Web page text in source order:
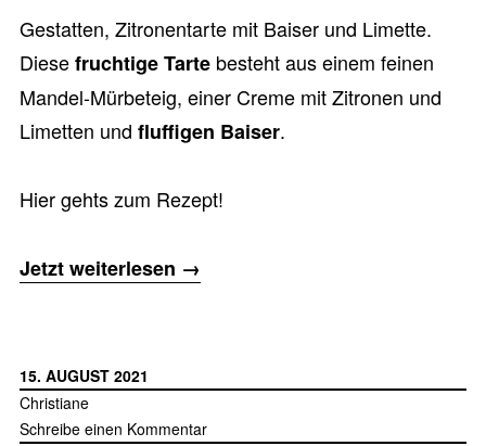
Gestatten, Zitronentarte mit Baiser und Limette.
Diesefruchtige Tarte besteht aus einem feinen
Mandel-Mürbeteig, einerCreme mit Zitronen und
Limetten und fluffigen Baiser.
Hier gehts zum Rezept!
Jetzt weiterlesen „Zitronentarte
Limette“
→
15. AUGUST 2021
Christiane
Schreibe einen Kommentar